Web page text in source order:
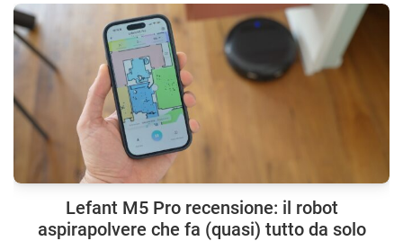
Lefant M5 Pro recensione: il robot
aspirapolvere che fa (quasi) tutto da solo